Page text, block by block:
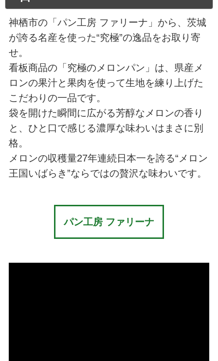
神栖市の「パン工房 ファリーナ」から、茨城
が誇る名産を使った“究極”の逸品をお取り寄
せ。
看板商品の「究極のメロンパン」は、県産メ
ロンの果汁と果肉を使って生地を練り上げた
こだわりの一品です。
袋を開けた瞬間に広がる芳醇なメロンの香り
と、ひと口で感じる濃厚な味わいはまさに別
格。
メロンの収穫量27年連続日本一を誇る“メロン
王国いばらき”ならではの贅沢な味わいです。
パン工房 ファリーナ